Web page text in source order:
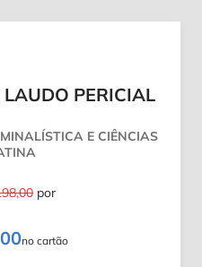
PERICIAL
E CIÊNCIAS
por
no cartão